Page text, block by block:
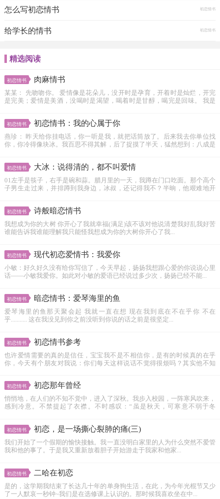
怎么写初恋情书 初恋情书
给学长的情书 初恋情书
精选阅读
初恋情书 肉麻情书
某某： 先吻吻你。 爱情像是花朵儿，没开时是孕育，开着时是灿烂，开完
是完美；爱情是美酒，没喝时是渴望，喝着时是甘醇，喝完是回味。 我是
初恋情书 初恋情书：我的心属于你
燕珍： 昨天给你挂电话，你一听是我，就把话筒放了。后来我去你单位找
你，你冷得像块冰。我百思不得其解，后了捉摸了半天，猛然想到：八成是
初恋情书 大冰：说得清的，都不叫爱情
01左手是筷子，右手是碗和蒜。腊月里的一天，我蹲在门口吃面。那个高个
子男生走过来，并排蹲到我身边，冰叔，还记得我不？半晌，他艰难地开
初恋情书 诗般暗恋情书
我想成为你的大树 你开心了我就幸福(满足)该不该对他说清楚我好乱我好苦
谁能告诉我谁能理解我只能怪我想成为你的大树你开心了我...
初恋情书 现代初恋爱情书：我爱你
小敏：好久好久没有给你写信了，今天早起，扬扬我想跟心爱的你说说心里
话——小敏我爱你。如此对小敏的爱语已经说过多少次，扬扬已经不能...
初恋情书 暗恋情书：爱琴海里的鱼
爱琴海里的鱼那天聚会起 我就一直在想 现在我到底在不在乎你 不在
乎........... 这在我没见到你之前没听到你说的话之前是很坚定...
初恋情书 初恋情书参考
也许爱情需要的真的是信任，宝宝我不是不相信你，是有的时候真的在乎
你，今天有个朋友对我说：你们每天这样说话不觉得很烦吗？其实他不知
初恋情书 初恋那年曾经
悄悄地，在人们的不知不觉中，进入了深秋。我步入校园，一阵寒风吹来，
感到冷意。不禁提起了衣襟。不时感叹：“虽是秋天，可寒意不弱于冬
初恋情书 初恋，是一场撕心裂肺的痛(三)
我们开始了一个假期的愉快接触。我一直没明白家里的人为什么突然不爱管
我和他的事了。于是我又重新放着胆子开始游走于我家和他家...
初恋情书 二哈在初恋
是的，这学期我结束了长达几十年的单身狗生活，在此，为今年光棍节又少
了一人默哀一秒钟~我们是在选修课上认识的。那时候我喜欢坐在中...